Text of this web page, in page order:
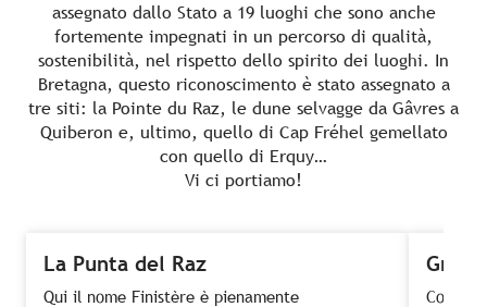
assegnato dallo Stato a 19 luoghi che sono anche
fortemente impegnati in un percorso di qualità,
sostenibilità, nel rispetto dello spirito dei luoghi. In
Bretagna, questo riconoscimento è stato assegnato a
tre siti: la Pointe du Raz, le dune selvagge da Gâvres a
Quiberon e, ultimo, quello di Cap Fréhel gemellato
con quello di Erquy…
Vi ci portiamo!
La Punta del Raz
Qui il nome Finistère è pienamente
Come